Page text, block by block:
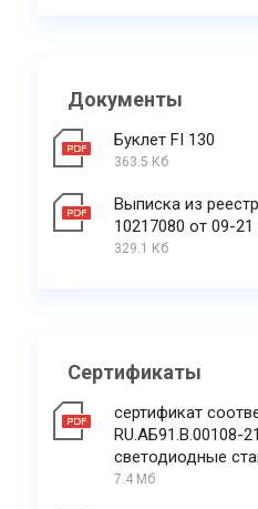
Документы
Буклет FI 130
363.5 Кб
Выписка из
10217080 от 09-21
329.1 Кб
Сертификаты
сертификат
RU.АБ91.В.00108-
светодиодные
7.4 Мб